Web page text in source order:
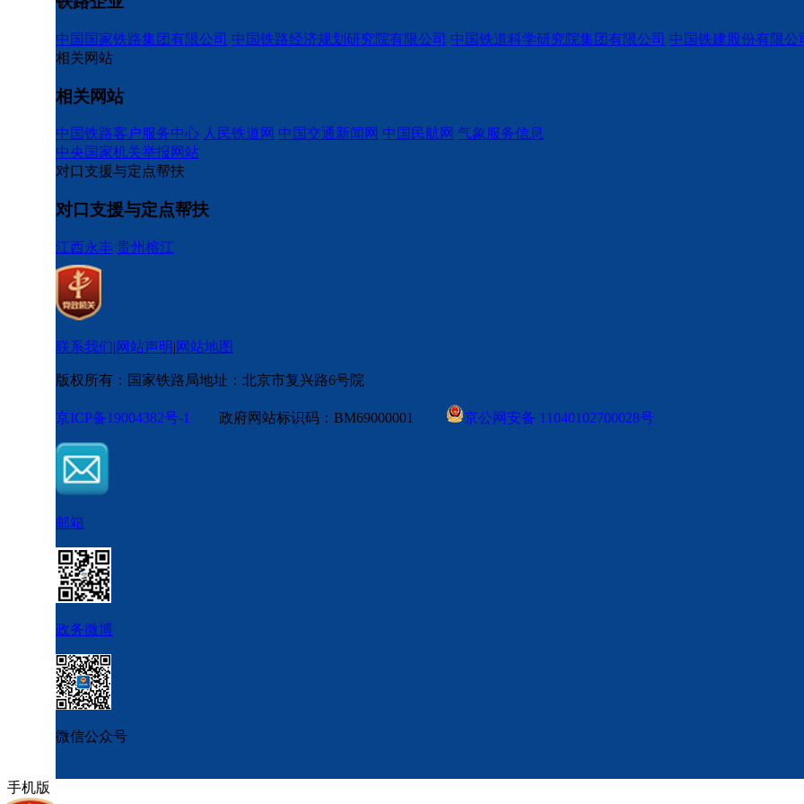
中国国家铁路集团有限公司 中国铁路经济规划研究院有限公司 中国铁道科学研究院集团有限公司 中国铁建股份有限公
相关网站
相关网站
中国铁路客户服务中心 人民铁道网 中国交通新闻网 中国民航网 气象服务信息
中央国家机关举报网站
对口支援与定点帮扶
对口支援与定点帮扶
江西永丰 贵州榕江
联系我们|网站声明|网站地图
版权所有：国家铁路局地址：北京市复兴路6号院
京ICP备19004382号-1 政府网站标识码：BM69000001 京公网安备 11040102700028号
邮箱
政务微博
微信公众号
手机版